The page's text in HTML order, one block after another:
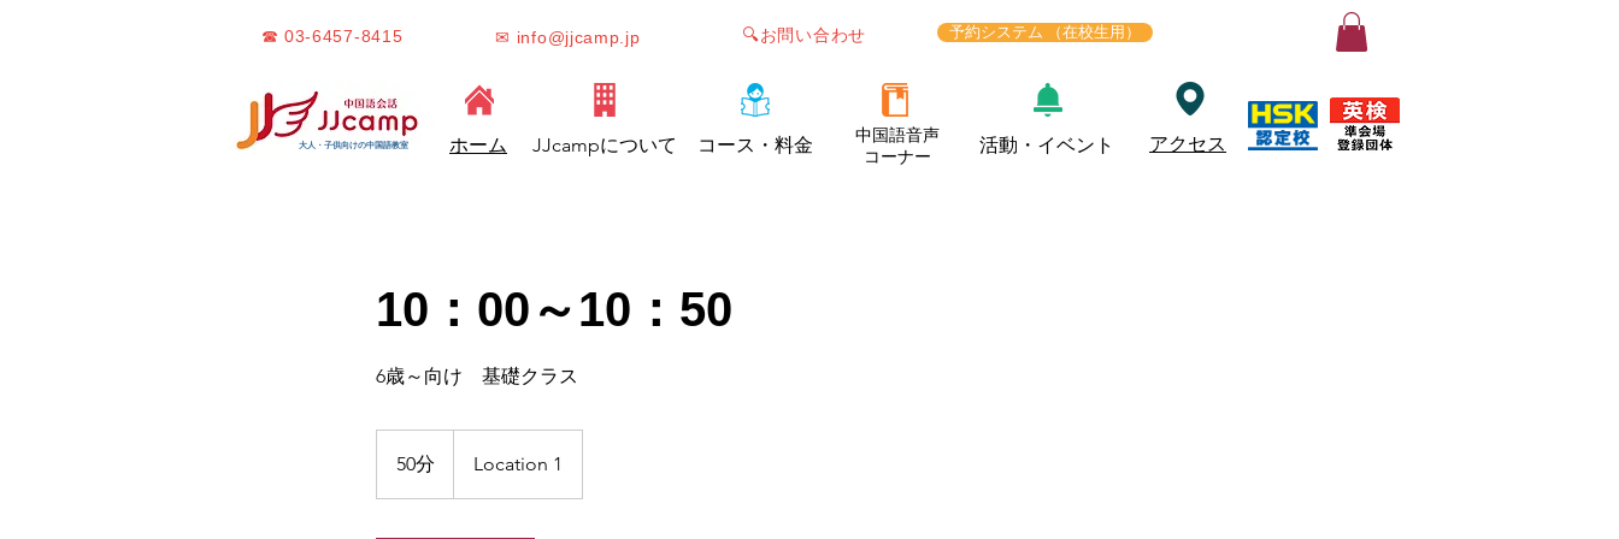
☎ 03-6457-8415 ✉ info@jjcamp.jp 🔍お問い合わせ 予約システム （在校生用）
大人・子供向けの中国語教室 ホーム JJcampについて コース・料金
中国語音声
コーナー
活動・イベント アクセス
10：00～10：50
6歳～向け 基礎クラス
50分
0
Location 1